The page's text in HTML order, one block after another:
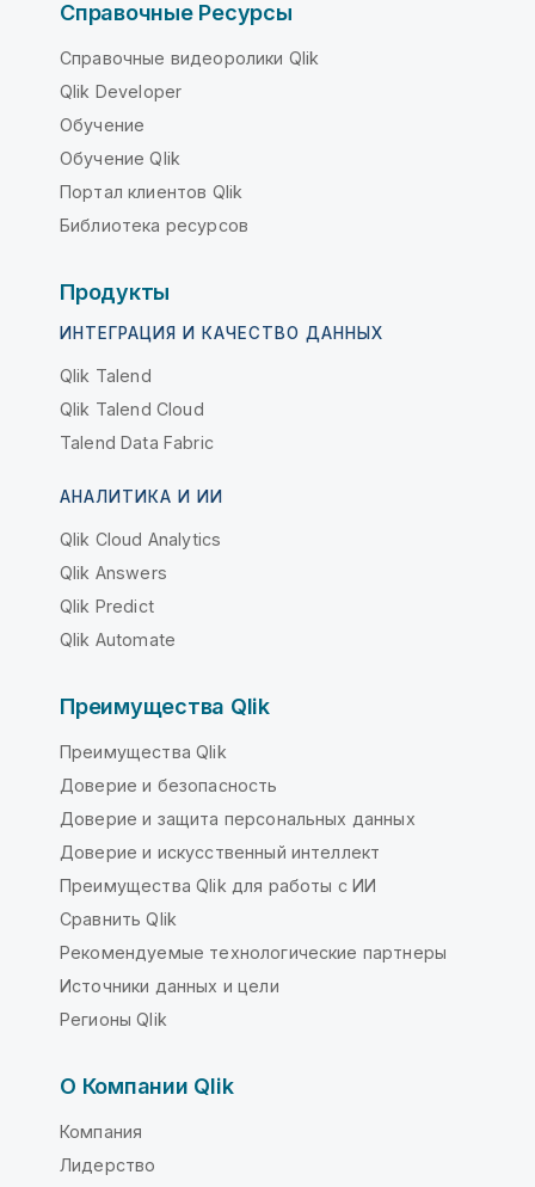
Справочные Ресурсы
Справочные видеоролики Qlik
Qlik Developer
Обучение
Обучение Qlik
Портал клиентов Qlik
Библиотека ресурсов
Продукты
ИНТЕГРАЦИЯ И КАЧЕСТВО ДАННЫХ
Qlik Talend
Qlik Talend Cloud
Talend Data Fabric
АНАЛИТИКА И ИИ
Qlik Cloud Analytics
Qlik Answers
Qlik Predict
Qlik Automate
Преимущества Qlik
Преимущества Qlik
Доверие и безопасность
Доверие и защита персональных данных
Доверие и искусственный интеллект
Преимущества Qlik для работы с ИИ
Сравнить Qlik
Рекомендуемые технологические партнеры
Источники данных и цели
Регионы Qlik
О Компании Qlik
Компания
Лидерство